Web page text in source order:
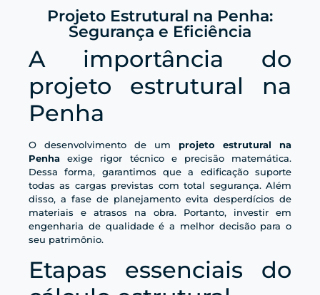
Projeto Estrutural na Penha:
Segurança e Eficiência
A importância do
projeto estrutural na
Penha
O desenvolvimento de um projeto estrutural na
Penha exige rigor técnico e precisão matemática.
Dessa forma, garantimos que a edificação suporte
todas as cargas previstas com total segurança. Além
disso, a fase de planejamento evita desperdícios de
materiais e atrasos na obra. Portanto, investir em
engenharia de qualidade é a melhor decisão para o
seu patrimônio.
Etapas essenciais do